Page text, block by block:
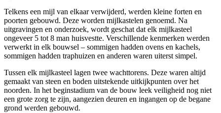
Telkens een mijl van elkaar verwijderd, werden kleine forten en
poorten gebouwd. Deze worden mijlkastelen genoemd. Na
uitgravingen en onderzoek, wordt geschat dat elk mijlkasteel
ongeveer 5 tot 8 man huisvestte. Verschillende kenmerken werden
verwerkt in elk bouwsel – sommigen hadden ovens en kachels,
sommigen hadden traphuizen en anderen waren uiterst simpel.
Tussen elk mijlkasteel lagen twee wachttorens. Deze waren altijd
gemaakt van steen en boden uitstekende uitkijkpunten over het
noorden. In het beginstadium van de bouw leek veiligheid nog niet
een grote zorg te zijn, aangezien deuren en ingangen op de begane
grond werden gebouwd.